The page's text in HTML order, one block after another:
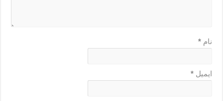
نام*
ایمیل*